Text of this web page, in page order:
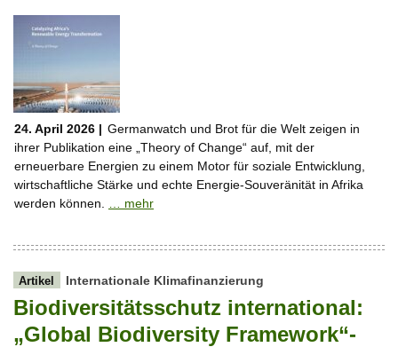
24. April 2026 | Germanwatch und Brot für die Welt zeigen in
ihrer Publikation eine „Theory of Change“ auf, mit der
erneuerbare Energien zu einem Motor für soziale Entwicklung,
wirtschaftliche Stärke und echte Energie-Souveränität in Afrika
werden können.
… mehr
Artikel Internationale Klimafinanzierung
Biodiversitätsschutz international:
„Global Biodiversity Framework“-